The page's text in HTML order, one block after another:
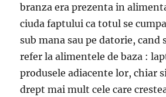
branza era prezenta in
ciuda faptului ca totul se
sub mana sau pe datorie, cand
refer la alimentele de baza :
produsele adiacente lor, chiar
drept mai mult cele care